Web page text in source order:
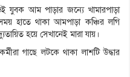
যুবক আম পাড়ার জন্যে খামারপাড়া
হাতে থাকা আমপাড়া কঞ্চির লগি
হয়ে সেখানেই মারা যায়।
গাছে লটকে থাকা লাশটি উদ্ধার